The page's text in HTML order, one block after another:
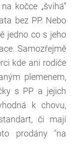
kočce „švihá“
bez PP. Nebo
jedno co s jeho
Samozřejmě
kde ani rodiče
plemenem,
s PP a jejich
k chovu,
či mají
prodány "na